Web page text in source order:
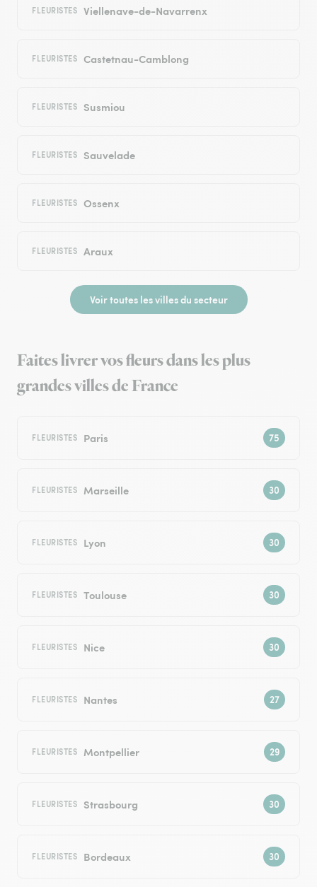
FLEURISTES Viellenave-de-Navarrenx
FLEURISTES Castetnau-Camblong
FLEURISTES Susmiou
FLEURISTES Sauvelade
FLEURISTES Ossenx
FLEURISTES Araux
Voir toutes les villes du secteur
Faites livrer vos fleurs dans les plus
grandes villes de France
FLEURISTES Paris
FLEURISTES Marseille
FLEURISTES Lyon
FLEURISTES Toulouse
FLEURISTES Nice
FLEURISTES Nantes
FLEURISTES Montpellier
FLEURISTES Strasbourg
FLEURISTES Bordeaux